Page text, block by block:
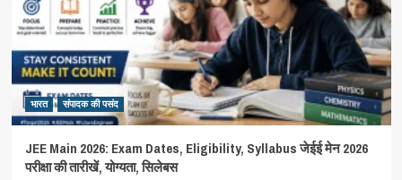
भारत संपादक की पसंद
JEE Main 2026: Exam Dates, Eligibility, Syllabus जेईई मेन 2026
परीक्षा की तारीखें, योग्यता, सिलेबस